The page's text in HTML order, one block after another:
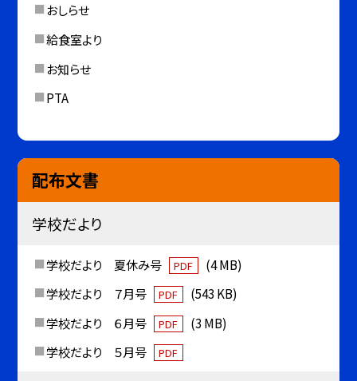
おしらせ
給食室より
お知らせ
PTA
配布文書
学校だより
学校だより 夏休み号 PDF
(4 MB)
学校だより ７月号
PDF
(543 KB)
学校だより ６月号
PDF
(3 MB)
学校だより ５月号
PDF